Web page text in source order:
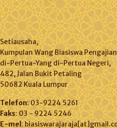
Setiausaha,
Kumpulan Wang Biasiswa
di-Pertua-Yang di-Pertua Negeri,
482, Jalan Bukit Petaling
50682 Kuala Lumpur
Telefon: 03-9224 5261
Faks: 03 - 9224 5246
E-mel: